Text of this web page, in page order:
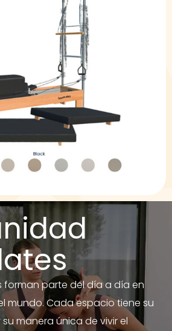
forman parte del día a día en
mundo. Cada espacio tiene su
manera única de vivir el